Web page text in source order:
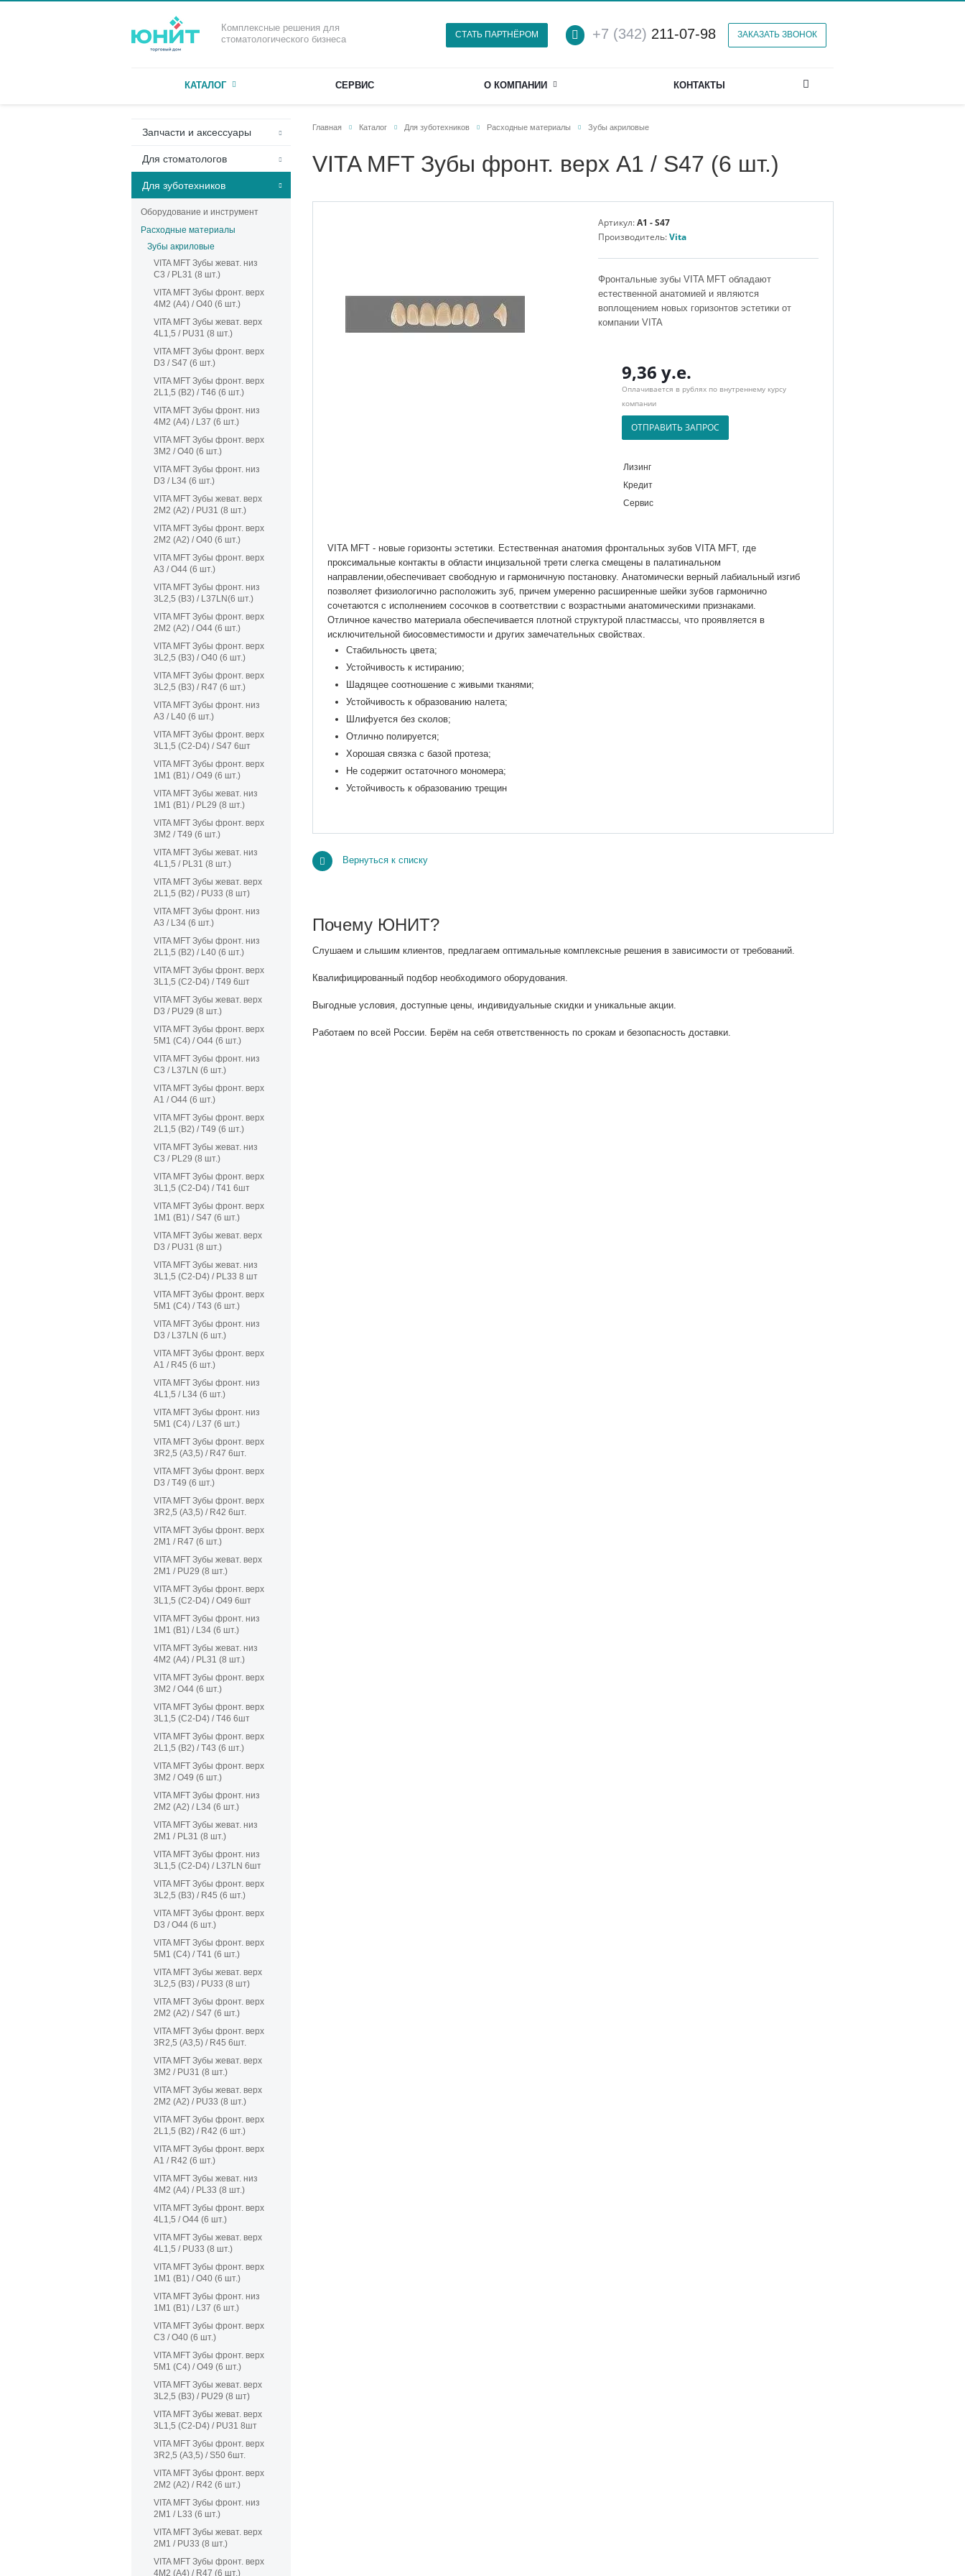
Комплексные решения для
стоматологического бизнеса
ЗАКАЗАТЬ ЗВОНОК
СТАТЬ ПАРТНЁРОМ +7 (342) 211-07-98
КАТАЛОГ СЕРВИС О КОМПАНИИ КОНТАКТЫ
Запчасти и аксессуары
Для стоматологов
Для зуботехников
Оборудование и инструмент
Расходные материалы
Зубы акриловые
VITA MFT Зубы жеват. низ
C3 / PL31 (8 шт.)
VITA MFT Зубы фронт. верх
4M2 (A4) / O40 (6 шт.)
VITA MFT Зубы жеват. верх
4L1,5 / PU31 (8 шт.)
VITA MFT Зубы фронт. верх
D3 / S47 (6 шт.)
VITA MFT Зубы фронт. верх
2L1,5 (B2) / T46 (6 шт.)
VITA MFT Зубы фронт. низ
4M2 (A4) / L37 (6 шт.)
VITA MFT Зубы фронт. верх
3M2 / O40 (6 шт.)
VITA MFT Зубы фронт. низ
D3 / L34 (6 шт.)
VITA MFT Зубы жеват. верх
2M2 (A2) / PU31 (8 шт.)
VITA MFT Зубы фронт. верх
2M2 (A2) / O40 (6 шт.)
VITA MFT Зубы фронт. верх
A3 / O44 (6 шт.)
VITA MFT Зубы фронт. низ
3L2,5 (B3) / L37LN(6 шт.)
VITA MFT Зубы фронт. верх
2M2 (A2) / O44 (6 шт.)
VITA MFT Зубы фронт. верх
3L2,5 (B3) / O40 (6 шт.)
VITA MFT Зубы фронт. верх
3L2,5 (B3) / R47 (6 шт.)
VITA MFT Зубы фронт. низ
A3 / L40 (6 шт.)
VITA MFT Зубы фронт. верх
3L1,5 (C2-D4) / S47 6шт
VITA MFT Зубы фронт. верх
1M1 (B1) / O49 (6 шт.)
VITA MFT Зубы жеват. низ
1M1 (B1) / PL29 (8 шт.)
VITA MFT Зубы фронт. верх
3M2 / T49 (6 шт.)
VITA MFT Зубы жеват. низ
4L1,5 / PL31 (8 шт.)
VITA MFT Зубы жеват. верх
2L1,5 (B2) / PU33 (8 шт)
VITA MFT Зубы фронт. низ
A3 / L34 (6 шт.)
VITA MFT Зубы фронт. низ
2L1,5 (B2) / L40 (6 шт.)
VITA MFT Зубы фронт. верх
3L1,5 (C2-D4) / T49 6шт
VITA MFT Зубы жеват. верх
D3 / PU29 (8 шт.)
VITA MFT Зубы фронт. верх
5M1 (C4) / O44 (6 шт.)
VITA MFT Зубы фронт. низ
C3 / L37LN (6 шт.)
VITA MFT Зубы фронт. верх
A1 / O44 (6 шт.)
VITA MFT Зубы фронт. верх
2L1,5 (B2) / T49 (6 шт.)
VITA MFT Зубы жеват. низ
C3 / PL29 (8 шт.)
VITA MFT Зубы фронт. верх
3L1,5 (C2-D4) / T41 6шт
VITA MFT Зубы фронт. верх
1M1 (B1) / S47 (6 шт.)
VITA MFT Зубы жеват. верх
D3 / PU31 (8 шт.)
VITA MFT Зубы жеват. низ
3L1,5 (C2-D4) / PL33 8 шт
VITA MFT Зубы фронт. верх
5M1 (C4) / T43 (6 шт.)
VITA MFT Зубы фронт. низ
D3 / L37LN (6 шт.)
VITA MFT Зубы фронт. верх
A1 / R45 (6 шт.)
VITA MFT Зубы фронт. низ
4L1,5 / L34 (6 шт.)
VITA MFT Зубы фронт. низ
5M1 (C4) / L37 (6 шт.)
VITA MFT Зубы фронт. верх
3R2,5 (A3,5) / R47 6шт.
VITA MFT Зубы фронт. верх
D3 / T49 (6 шт.)
VITA MFT Зубы фронт. верх
3R2,5 (A3,5) / R42 6шт.
VITA MFT Зубы фронт. верх
2M1 / R47 (6 шт.)
VITA MFT Зубы жеват. верх
2M1 / PU29 (8 шт.)
VITA MFT Зубы фронт. верх
3L1,5 (C2-D4) / O49 6шт
VITA MFT Зубы фронт. низ
1M1 (B1) / L34 (6 шт.)
VITA MFT Зубы жеват. низ
4M2 (A4) / PL31 (8 шт.)
VITA MFT Зубы фронт. верх
3M2 / O44 (6 шт.)
VITA MFT Зубы фронт. верх
3L1,5 (C2-D4) / T46 6шт
VITA MFT Зубы фронт. верх
2L1,5 (B2) / T43 (6 шт.)
VITA MFT Зубы фронт. верх
3M2 / O49 (6 шт.)
VITA MFT Зубы фронт. низ
2M2 (A2) / L34 (6 шт.)
VITA MFT Зубы жеват. низ
2M1 / PL31 (8 шт.)
VITA MFT Зубы фронт. низ
3L1,5 (C2-D4) / L37LN 6шт
VITA MFT Зубы фронт. верх
3L2,5 (B3) / R45 (6 шт.)
VITA MFT Зубы фронт. верх
D3 / O44 (6 шт.)
VITA MFT Зубы фронт. верх
5M1 (C4) / T41 (6 шт.)
VITA MFT Зубы жеват. верх
3L2,5 (B3) / PU33 (8 шт)
VITA MFT Зубы фронт. верх
2M2 (A2) / S47 (6 шт.)
VITA MFT Зубы фронт. верх
3R2,5 (A3,5) / R45 6шт.
VITA MFT Зубы жеват. верх
3M2 / PU31 (8 шт.)
VITA MFT Зубы жеват. верх
2M2 (A2) / PU33 (8 шт.)
VITA MFT Зубы фронт. верх
2L1,5 (B2) / R42 (6 шт.)
VITA MFT Зубы фронт. верх
A1 / R42 (6 шт.)
VITA MFT Зубы жеват. низ
4M2 (A4) / PL33 (8 шт.)
VITA MFT Зубы фронт. верх
4L1,5 / O44 (6 шт.)
VITA MFT Зубы жеват. верх
4L1,5 / PU33 (8 шт.)
VITA MFT Зубы фронт. верх
1M1 (B1) / O40 (6 шт.)
VITA MFT Зубы фронт. низ
1M1 (B1) / L37 (6 шт.)
VITA MFT Зубы фронт. верх
C3 / O40 (6 шт.)
VITA MFT Зубы фронт. верх
5M1 (C4) / O49 (6 шт.)
VITA MFT Зубы жеват. верх
3L2,5 (B3) / PU29 (8 шт)
VITA MFT Зубы жеват. верх
3L1,5 (C2-D4) / PU31 8шт
VITA MFT Зубы фронт. верх
3R2,5 (A3,5) / S50 6шт.
VITA MFT Зубы фронт. верх
2M2 (A2) / R42 (6 шт.)
VITA MFT Зубы фронт. низ
2M1 / L33 (6 шт.)
VITA MFT Зубы жеват. верх
2M1 / PU33 (8 шт.)
VITA MFT Зубы фронт. верх
4M2 (A4) / R47 (6 шт.)
Главная Каталог Для зуботехников Расходные материалы Зубы акриловые
VITA MFT Зубы фронт. верх A1 / S47 (6 шт.)
Артикул:A1 - S47
Производитель:Vita
Фронтальные зубы VITA MFT обладают
естественной анатомией и являются
воплощением новых горизонтов эстетики от
компании VITA
9,36 у.е.
Оплачивается в рублях по внутреннему курсу
компании
ОТПРАВИТЬ ЗАПРОС
Лизинг
Кредит
Сервис
VITA MFT - новые горизонты эстетики. Естественная анатомия фронтальных зубов VITA MFT, где
проксимальные контакты в области инцизальной трети слегка смещены в палатинальном
направлении,обеспечивает свободную и гармоничную постановку. Анатомически верный лабиальный изгиб
позволяет физиологично расположить зуб, причем умеренно расширенные шейки зубов гармонично
сочетаются с исполнением сосочков в соответствии с возрастными анатомическими признаками.
Отличное качество материала обеспечивается плотной структурой пластмассы, что проявляется в
исключительной биосовместимости и других замечательных свойствах.
Стабильность цвета;
Устойчивость к истиранию;
Шадящее соотношение с живыми тканями;
Устойчивость к образованию налета;
Шлифуется без сколов;
Отлично полируется;
Хорошая связка с базой протеза;
Не содержит остаточного мономера;
Устойчивость к образованию трещин
Вернуться к списку
Почему ЮНИТ?
Слушаем и слышим клиентов, предлагаем оптимальные комплексные решения в зависимости от требований.
Квалифицированный подбор необходимого оборудования.
Выгодные условия, доступные цены, индивидуальные скидки и уникальные акции.
Работаем по всей России. Берём на себя ответственность по срокам и безопасность доставки.